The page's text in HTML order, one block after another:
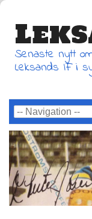
Senaste nytt
Leksands IF i